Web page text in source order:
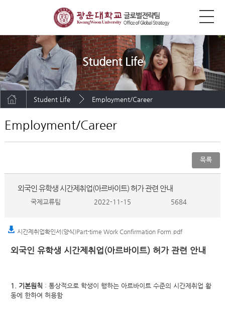
Student Life
Student Life Employment/Career
Employment/Career
목록
외국인 유학생 시간제취업(아르바이트) 허가 관련 안내
국제교류팀 2022-11-15 5684
시간제취업확인서(양식)Part-time Work Confirmation Form.pdf
외국인 유학생 시간제취업(아르바이트) 허가 관련 안내
1. 기본원칙 : 통상적으로 학생이 행하는 아르바이트 수준의 시간제취업 활
동에 한하여 허용함